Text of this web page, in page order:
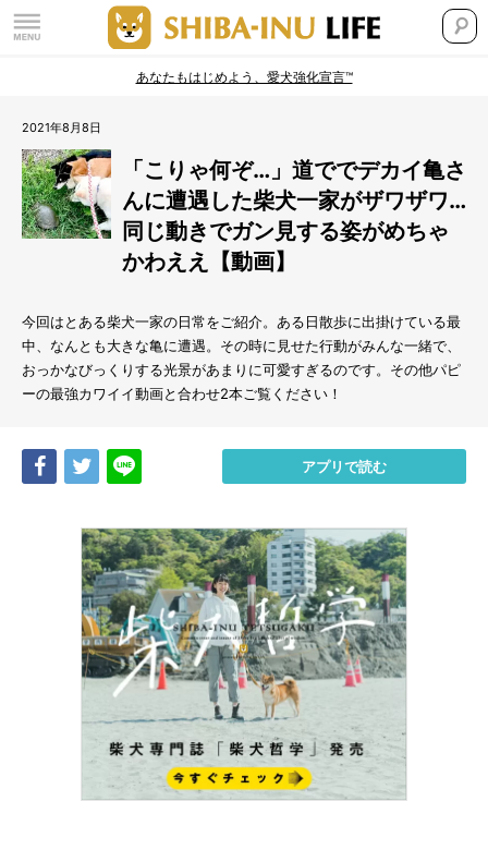
あなたもはじめよう、愛犬強化宣言™
2021年8月8日
「こりゃ何ぞ…」道ででデカイ亀さ
んに遭遇した柴犬一家がザワザワ…
同じ動きでガン見する姿がめちゃ
かわええ【動画】
今回はとある柴犬一家の日常をご紹介。ある日散歩に出掛けている最
中、なんとも大きな亀に遭遇。その時に見せた行動がみんな一緒で、
おっかなびっくりする光景があまりに可愛すぎるのです。その他パピ
ーの最強カワイイ動画と合わせ2本ご覧ください！
Share Tweet アプリで読む